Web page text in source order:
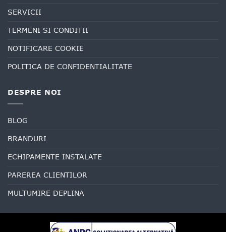
SERVICII
TERMENI SI CONDITII
NOTIFICARE COOKIE
POLITICA DE CONFIDENTIALITATE
DESPRE NOI
BLOG
BRANDURI
ECHIPAMENTE INSTALATE
PAREREA CLIENTILOR
MULTUMIRE DEPLINA